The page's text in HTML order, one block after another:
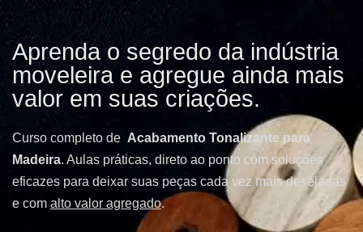
Aprenda o segredo da indústria
moveleira e agregue ainda mais
valor em suas criações.
Curso completo de Acabamento Tonalizante para
Madeira. Aulas práticas, direto ao ponto com soluções
eficazes para deixar suas peças cada vez mais desejadas
e com alto valor agregado.